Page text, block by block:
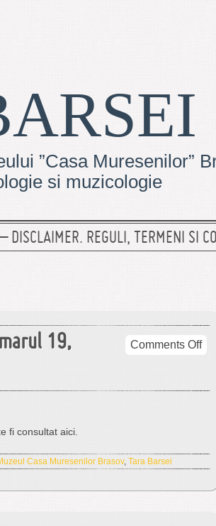
”Casa Muresenilor”
si muzicologie
DISCLAIMER. REGULI, TERMENI SI
19,
Comments Offon
fi consultat aici.
Casa Muresenilor Brasov, Tara Barsei